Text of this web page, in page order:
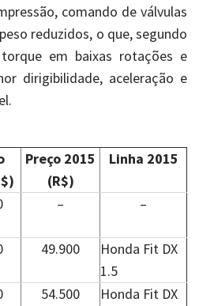
comando de válvulas
reduzidos, o que, segundo
em baixas rotações e
dirigibilidade, aceleração e
Preço 2015
(R$)
Linha 2015
– –
49.900
Honda Fit DX
1.5
54.500
Honda Fit DX